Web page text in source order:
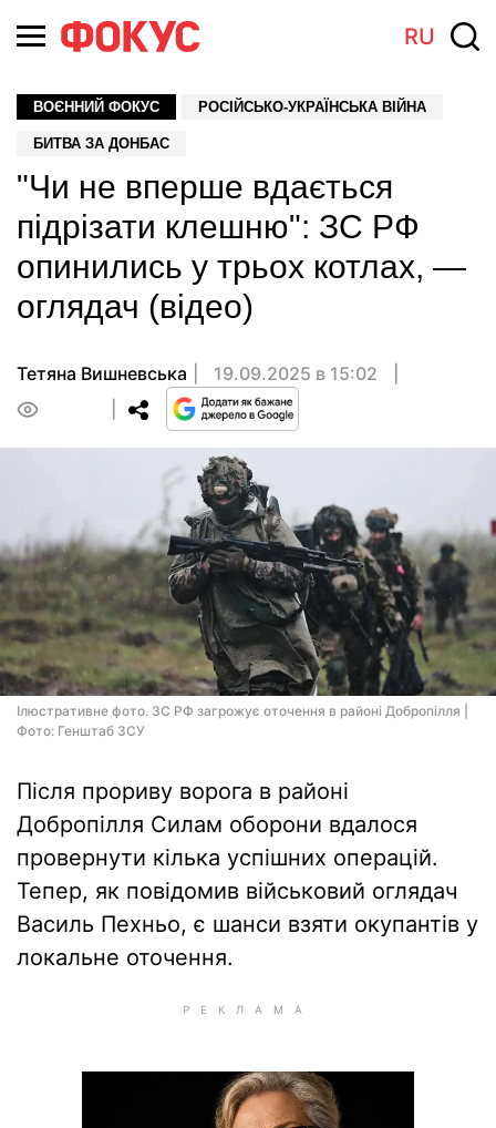
RU
ВОЄННИЙ ФОКУС РОСІЙСЬКО-УКРАЇНСЬКА ВІЙНА
БИТВА ЗА ДОНБАС
"Чи не вперше вдається
підрізати клешню": ЗС РФ
опинились у трьох котлах, —
оглядач (відео)
Тетяна Вишневська
19.09.2025 в 15:02
Ілюстративне фото. ЗС РФ загрожує оточення в районі Добропілля |
Фото: Генштаб ЗСУ
Після прориву ворога в районі
Добропілля Силам оборони вдалося
провернути кілька успішних операцій.
Тепер, як повідомив військовий оглядач
Василь Пехньо, є шанси взяти окупантів у
локальне оточення.